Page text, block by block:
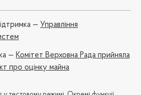
— Управління
— Комітет Верховна Рада прийняла
про оцінку майна